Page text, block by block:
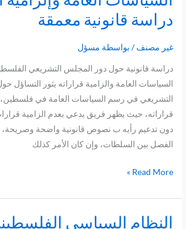
دراسة قانونية معمقة
غير مصنف/ بواسطة مسؤل
دراسة قانونية حول دور المجلس التشريعي
السياسات العامة والزامية قراراته يثور التساؤل
التشريعي في رسم السياسات العامة في فلسطين،
قراراته، حيث يظهر فريق يدعي بعدم الزامية
دون تدعيم رأيه ب نصوص قانونية واضحة
الفصل بين السلطات، وإن كان الأمر كذلك
الفلسطيني
بين
السياسات
العامة
وإلزامية
القرارات:
دراسة
قانونية
معمقة
Read More »
النظام السياسي
النظام